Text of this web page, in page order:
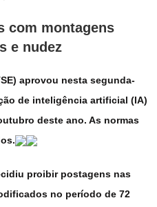
com montagens
e nudez
aprovou nesta segunda-
de inteligência artificial (IA)
deste ano. As normas
proibir postagens nas
no período de 72